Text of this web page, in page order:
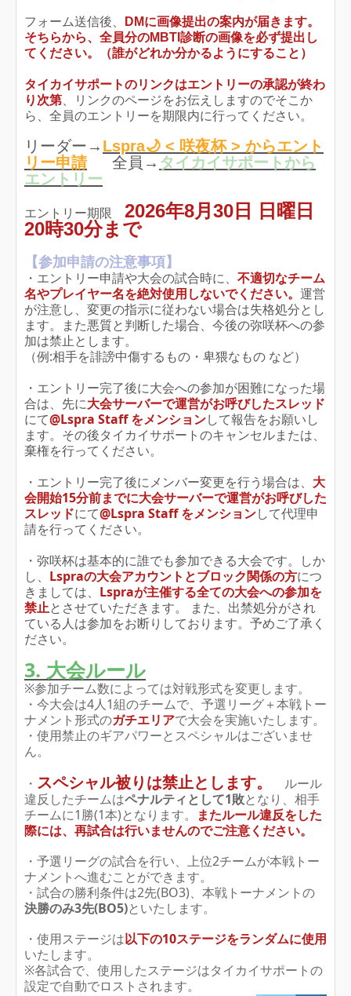
フォーム送信後、
DMに画像提出の案内が届きます。
そちらから、全員分のMBTI診断の画像を必ず提出し
てください。（誰がどれか分かるようにすること）
タイカイサポートのリンクはエントリーの承認が終わ
り次第 、リンクのページをお伝えしますのでそこか
ら、全員のエントリーを期限内に行ってください。
リーダー→ Lspra🌙 < 咲夜杯 > からエント
リー申請
全員→ タイカイサポートから
エントリー
エントリー期限 2026年8月30日 日曜日
20時30分まで
【参加申請の注意事項】
・エントリー申請や大会の試合時に、 不適切なチーム
名やプレイヤー名を絶対使用しないでください。 運営
が注意し、変更の指示に従わない場合は失格処分とし
ます。また悪質と判断した場合、今後の弥咲杯への参
加は禁止とします。
（例:相手を誹謗中傷するもの・卑猥なもの など）
・エントリー完了後に大会への参加が困難になった場
合は、先に大会サーバーで運営がお呼びしたスレッド
にて@Lspra Staff をメンションして報告をお願いし
ます。その後タイカイサポートのキャンセルまたは、
棄権を行ってください。
・エントリー完了後にメンバー変更を行う場合は、 大
会開始15分前までに大会サーバーで運営がお呼びした
スレッドにて@Lspra Staff をメンションして代理申
請を行ってください。
・弥咲杯は基本的に誰でも参加できる大会です。しか
し、 Lspraの大会アカウントとブロック関係の方につ
きましては、 Lspraが主催する全ての大会への参加を
禁止とさせていただきます。 また、出禁処分がされ
ている人は参加をお断りしております。予めご了承く
ださい。
3. 大会ルール
※参加チーム数によっては対戦形式を変更します。
・今大会は4人1組のチームで、予選リーグ＋本戦トー
ナメント形式のガチエリアで大会を実施いたします。
・使用禁止のギアパワーとスペシャルはございませ
ん。
・ スペシャル被りは禁止とします。
ルール
違反したチームはペナルティとして1敗となり、相手
チームに1勝(1本)となります。
またルール違反をした
際には、再試合は行いませんのでご注意ください。
・予選リーグの試合を行い、上位2チームが本戦トー
ナメントへ進むことができます。
・試合の勝利条件は2先(BO3)、本戦トーナメントの
決勝のみ3先(BO5)といたします。
・使用ステージは以下の10ステージをランダムに使用
いたします。
※各試合で、使用したステージはタイカイサポートの
設定で自動でロストされます。